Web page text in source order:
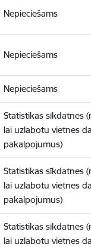
Nepieciešams
Nepieciešams
Nepieciešams
Statistikas sīkdatnes
lai uzlabotu vietnes
pakalpojumus)
Statistikas sīkdatnes
lai uzlabotu vietnes
pakalpojumus)
Statistikas sīkdatnes
lai uzlabotu vietnes